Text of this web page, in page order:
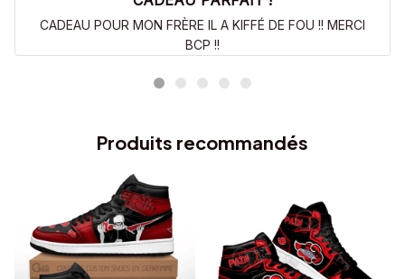
CADEAU POUR MON FRÈRE IL A KIFFÉ DE FOU !! MERCI
BCP !!
Produits recommandés